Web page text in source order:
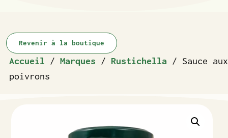
Revenir à la boutique
Accueil / Marques / Rustichella / Sauce aux
poivrons